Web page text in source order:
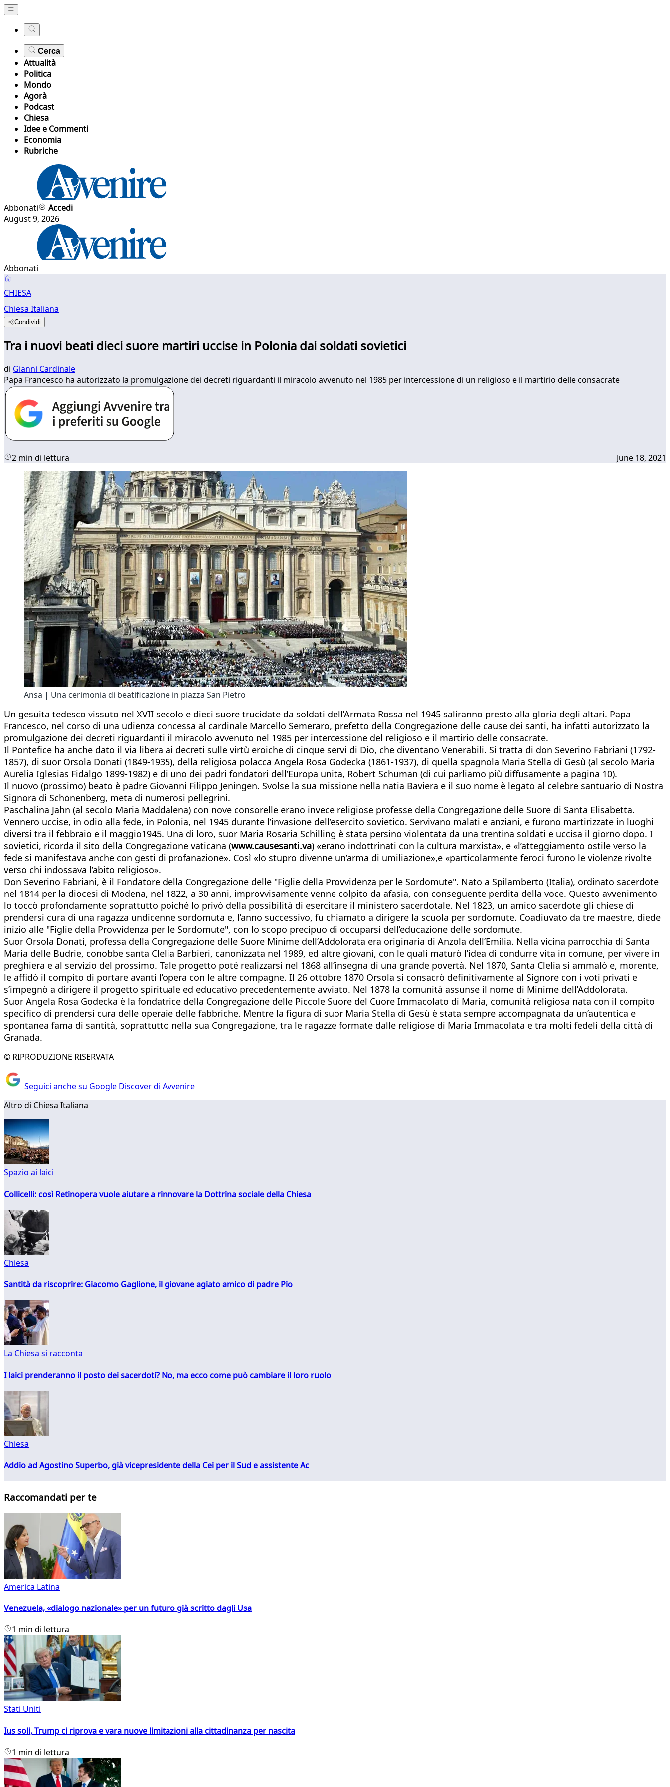
Cerca
Attualità
Politica
Mondo
Agorà
Podcast
Chiesa
Idee e Commenti
Economia
Rubriche
Abbonati
Accedi
August 9, 2026
Abbonati
CHIESA
Chiesa Italiana
Condividi
Tra i nuovi beati dieci suore martiri uccise in Polonia dai soldati sovietici
di Gianni Cardinale
Papa Francesco ha autorizzato la promulgazione dei decreti riguardanti il miracolo avvenuto nel 1985 per intercessione di un religioso e il martirio delle consacrate
2 min di lettura June 18, 2021
Ansa | Una cerimonia di beatificazione in piazza San Pietro
Un gesuita tedesco vissuto nel XVII secolo e dieci suore trucidate da soldati dell’Armata Rossa nel 1945 saliranno presto alla gloria degli altari. Papa
Francesco, nel corso di una udienza concessa al cardinale Marcello Semeraro, prefetto della Congregazione delle cause dei santi, ha infatti autorizzato la
promulgazione dei decreti riguardanti il miracolo avvenuto nel 1985 per intercessione del religioso e il martirio delle consacrate.
Il Pontefice ha anche dato il via libera ai decreti sulle virtù eroiche di cinque servi di Dio, che diventano Venerabili. Si tratta di don Severino Fabriani (1792-
1857), di suor Orsola Donati (1849-1935), della religiosa polacca Angela Rosa Godecka (1861-1937), di quella spagnola Maria Stella di Gesù (al secolo Maria
Aurelia Iglesias Fidalgo 1899-1982) e di uno dei padri fondatori dell’Europa unita, Robert Schuman (di cui parliamo più diffusamente a pagina 10).
Il nuovo (prossimo) beato è padre Giovanni Filippo Jeningen. Svolse la sua missione nella natia Baviera e il suo nome è legato al celebre santuario di Nostra
Signora di Schönenberg, meta di numerosi pellegrini.
Paschalina Jahn (al secolo Maria Maddalena) con nove consorelle erano invece religiose professe della Congregazione delle Suore di Santa Elisabetta.
Vennero uccise, in odio alla fede, in Polonia, nel 1945 durante l’invasione dell’esercito sovietico. Servivano malati e anziani, e furono martirizzate in luoghi
diversi tra il febbraio e il maggio1945. Una di loro, suor Maria Rosaria Schilling è stata persino violentata da una trentina soldati e uccisa il giorno dopo. I
sovietici, ricorda il sito della Congregazione vaticana (www.causesanti.va) «erano indottrinati con la cultura marxista», e «l’atteggiamento ostile verso la
fede si manifestava anche con gesti di profanazione». Così «lo stupro divenne un’arma di umiliazione»,e «particolarmente feroci furono le violenze rivolte
verso chi indossava l’abito religioso».
Don Severino Fabriani, è il Fondatore della Congregazione delle "Figlie della Provvidenza per le Sordomute". Nato a Spilamberto (Italia), ordinato sacerdote
nel 1814 per la diocesi di Modena, nel 1822, a 30 anni, improvvisamente venne colpito da afasia, con conseguente perdita della voce. Questo avvenimento
lo toccò profondamente soprattutto poiché lo privò della possibilità di esercitare il ministero sacerdotale. Nel 1823, un amico sacerdote gli chiese di
prendersi cura di una ragazza undicenne sordomuta e, l’anno successivo, fu chiamato a dirigere la scuola per sordomute. Coadiuvato da tre maestre, diede
inizio alle "Figlie della Provvidenza per le Sordomute", con lo scopo precipuo di occuparsi dell’educazione delle sordomute.
Suor Orsola Donati, professa della Congregazione delle Suore Minime dell’Addolorata era originaria di Anzola dell’Emilia. Nella vicina parrocchia di Santa
Maria delle Budrie, conobbe santa Clelia Barbieri, canonizzata nel 1989, ed altre giovani, con le quali maturò l’idea di condurre vita in comune, per vivere in
preghiera e al servizio del prossimo. Tale progetto poté realizzarsi nel 1868 all’insegna di una grande povertà. Nel 1870, Santa Clelia si ammalò e, morente,
le affidò il compito di portare avanti l’opera con le altre compagne. Il 26 ottobre 1870 Orsola si consacrò definitivamente al Signore con i voti privati e
s’impegnò a dirigere il progetto spirituale ed educativo precedentemente avviato. Nel 1878 la comunità assunse il nome di Minime dell’Addolorata.
Suor Angela Rosa Godecka è la fondatrice della Congregazione delle Piccole Suore del Cuore Immacolato di Maria, comunità religiosa nata con il compito
specifico di prendersi cura delle operaie delle fabbriche. Mentre la figura di suor Maria Stella di Gesù è stata sempre accompagnata da un’autentica e
spontanea fama di santità, soprattutto nella sua Congregazione, tra le ragazze formate dalle religiose di Maria Immacolata e tra molti fedeli della città di
Granada.
© RIPRODUZIONE RISERVATA
Seguici anche su Google Discover di Avvenire
Altro di Chiesa Italiana
Spazio ai laici
Collicelli: così Retinopera vuole aiutare a rinnovare la Dottrina sociale della Chiesa
Chiesa
Santità da riscoprire: Giacomo Gaglione, il giovane agiato amico di padre Pio
La Chiesa si racconta
I laici prenderanno il posto dei sacerdoti? No, ma ecco come può cambiare il loro ruolo
Chiesa
Addio ad Agostino Superbo, già vicepresidente della Cei per il Sud e assistente Ac
Raccomandati per te
America Latina
Venezuela, «dialogo nazionale» per un futuro già scritto dagli Usa
1 min di lettura
Stati Uniti
Ius soli, Trump ci riprova e vara nuove limitazioni alla cittadinanza per nascita
1 min di lettura